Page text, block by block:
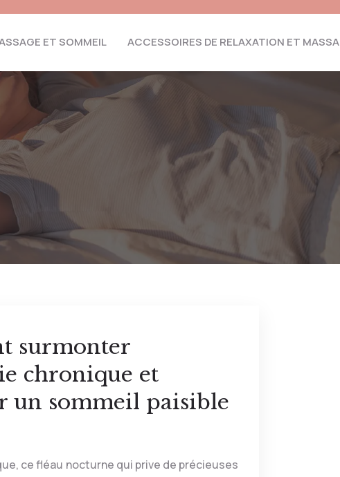
ET SOMMEIL ACCESSOIRES DE RELAXATION ET
surmonter
chronique et
un sommeil paisible
ce fléau nocturne qui prive de précieuses